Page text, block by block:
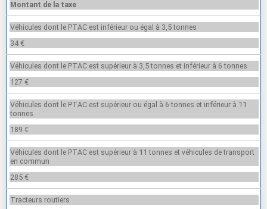
Montant de la taxe
Véhicules dont le PTAC est inférieur ou égal à 3,5 tonnes
34 €
Véhicules dont le PTAC est supérieur à 3,5 tonnes et inférieur à 6 tonnes
127 €
Véhicules dont le PTAC est supérieur ou égal à 6 tonnes et inférieur à 11
tonnes
189 €
Véhicules dont le PTAC est supérieur à 11 tonnes et véhicules de transport
en commun
285 €
Tracteurs routiers